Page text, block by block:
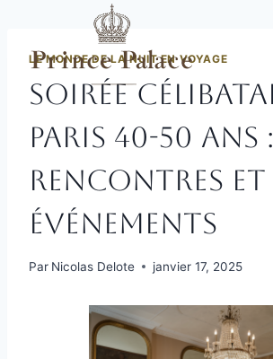
contenuLE MONDE DE LA NUIT EN VOYAGE
Soirée
Paris 40-50 ans :
Rencontres et
événements
Par Nicolas Delote janvier 17, 2025